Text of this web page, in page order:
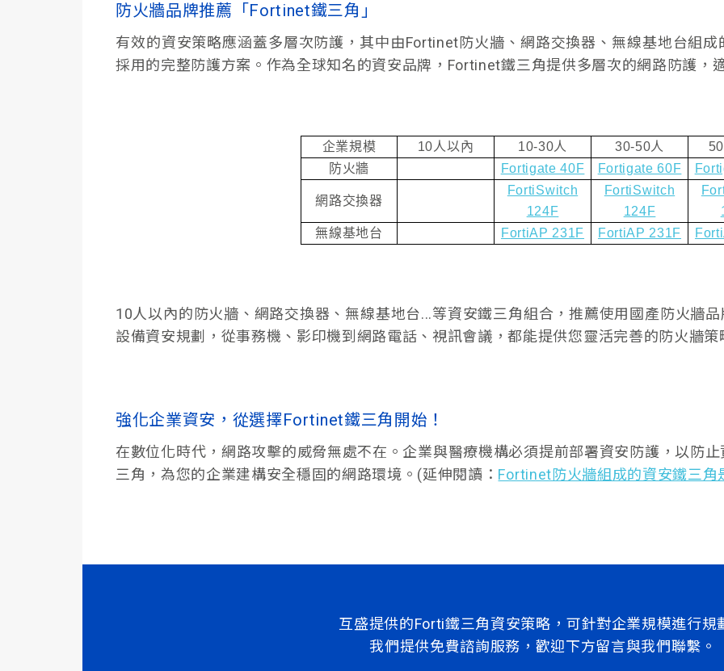
防火牆品牌推薦「Fortinet鐵三角」
有效的資安策略應涵蓋多層次防護，其中由Fortinet防火牆、網路交換器、無線基地台組
採用的完整防護方案。作為全球知名的資安品牌，Fortinet鐵三角提供多層次的網路防護，
企業規模 10人以內 10-30人 30-50人
50
防火牆
Fortigate 40F Fortigate 60F
網路交換器
FortiSwitch
124F
FortiSwitch
124F
無線基地台
FortiAP 231F FortiAP 231F
10人以內的防火牆、網路交換器、無線基地台...等資安鐵三角組合，推薦使用國產防火牆品
設備資安規劃，從事務機、影印機到網路電話、視訊會議，都能提供您靈活完善的防火牆策
強化企業資安，從選擇Fortinet鐵三角開始！
在數位化時代，網路攻擊的威脅無處不在。企業與醫療機構必須提前部署資安防護，以防
三角，為您的企業建構安全穩固的網路環境。(延伸閱讀： Fortinet防火牆組成的資安鐵三角
互盛提供的Forti鐵三角資安策略，可針對企業規模進行規
我們提供免費諮詢服務，歡迎下方留言與我們聯繫。